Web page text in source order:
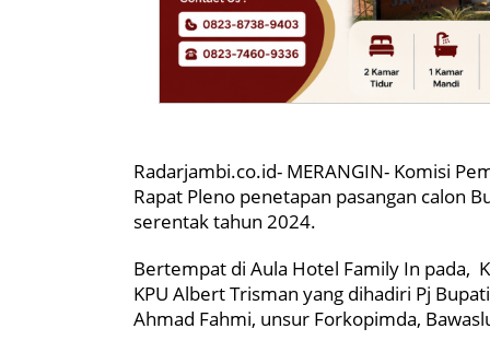
Radarjambi.co.id- MERANGIN- Komisi
Rapat Pleno penetapan pasangan calon
serentak tahun 2024.
Bertempat di Aula Hotel Family In pada,
KPU Albert Trisman yang dihadiri Pj
Ahmad Fahmi, unsur Forkopimda,